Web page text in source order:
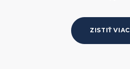
ZISTIŤ VIAC